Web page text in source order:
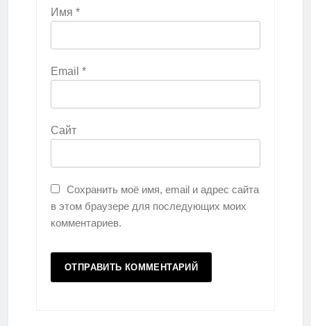
Имя *
Email *
Сайт
Сохранить моё имя, email и адрес сайта
в этом браузере для последующих моих
комментариев.